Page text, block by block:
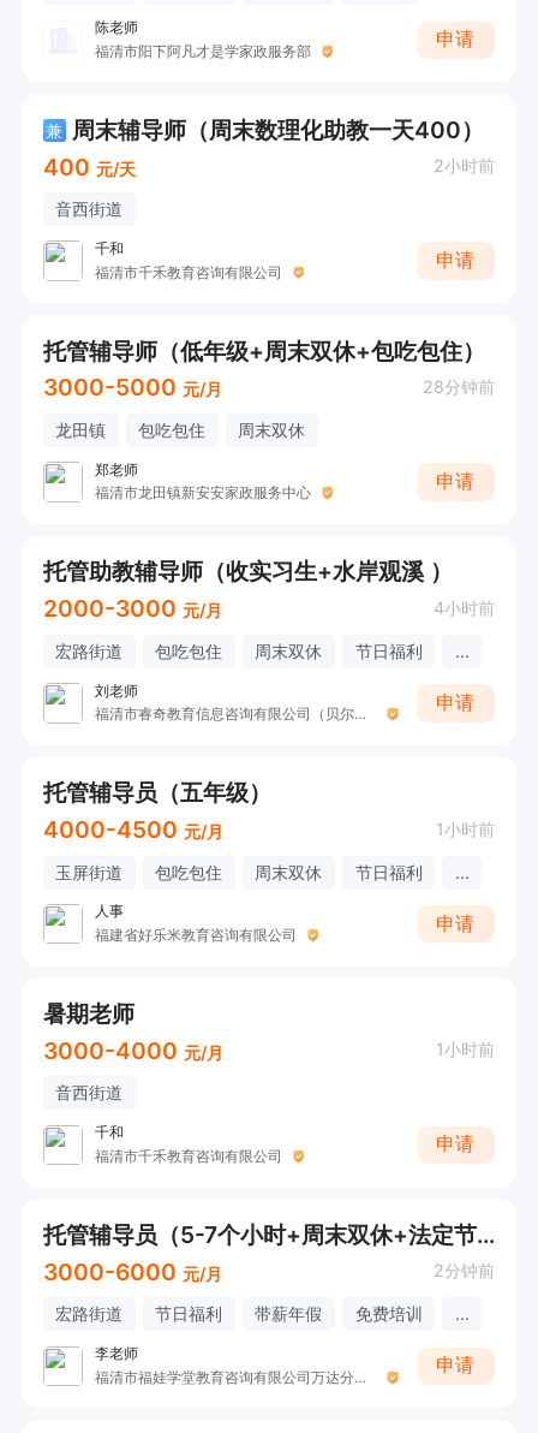
陈老师
福清市阳下阿凡才是学家政服务部
申请
兼 周末辅导师（周末数理化助教一天400）
400 元/天 2小时前
音西街道
千和
福清市千禾教育咨询有限公司
申请
托管辅导师（低年级+周末双休+包吃包住）
3000-5000 元/月 28分钟前
龙田镇 包吃包住 周末双休
郑老师
福清市龙田镇新安安家政服务中心
申请
托管助教辅导师（收实习生+水岸观溪 ）
2000-3000 元/月 4小时前
宏路街道 包吃包住 周末双休 节日福利 ...
刘老师
福清市睿奇教育信息咨询有限公司（贝尔安亲）
申请
托管辅导员（五年级）
4000-4500 元/月 1小时前
玉屏街道 包吃包住 周末双休 节日福利 ...
人事
福建省好乐米教育咨询有限公司
申请
暑期老师
3000-4000 元/月 1小时前
音西街道
千和
福清市千禾教育咨询有限公司
申请
托管辅导员（5-7个小时+周末双休+法定节假日+要长期）
3000-6000 元/月 2分钟前
宏路街道 节日福利 带薪年假 免费培训 ...
李老师
福清市福娃学堂教育咨询有限公司万达分公司
申请